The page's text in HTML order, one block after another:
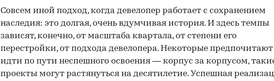
Совсем иной подход, когда девелопер работает с сохранением
наследия: это долгая, очень вдумчивая история. И здесь темпы
зависят, конечно, от масштаба квартала, от степени его
перестройки, от подхода девелопера. Некоторые предпочитают
идти по пути неспешного освоения — корпус за корпусом,
проекты могут растянуться на десятилетие. Успешная